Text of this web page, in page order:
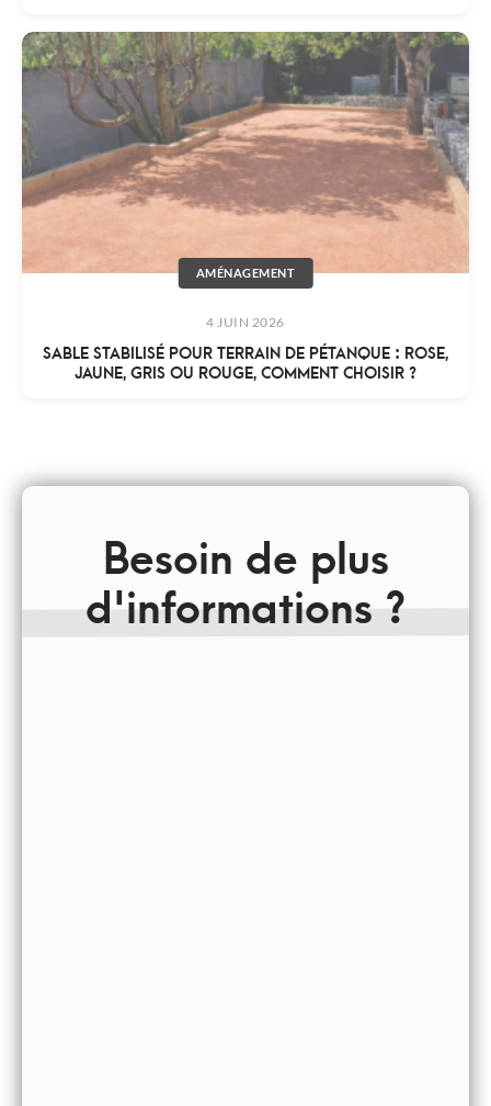
AMÉNAGEMENT
4 JUIN 2026
SABLE STABILISÉ POUR TERRAIN DE PÉTANQUE : ROSE,
JAUNE, GRIS OU ROUGE, COMMENT CHOISIR ?
Besoin de plus
d'informations ?